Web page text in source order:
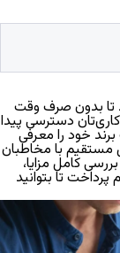
تا بدون صرف وقت
دسترسی پیدا
خود را معرفی
مستقیم با مخاطبان
بررسی کامل مزایا،
تا بتوانید